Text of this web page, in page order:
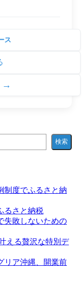
ス
→
検索
制度でふるさと納
るさと納税
失敗しないための
える贅沢な特別デ
リア沖縄、開業前